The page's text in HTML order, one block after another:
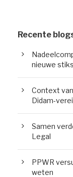
Recente
nieuwe
Context
Didam-
Samen
Legal
PPWR
weten